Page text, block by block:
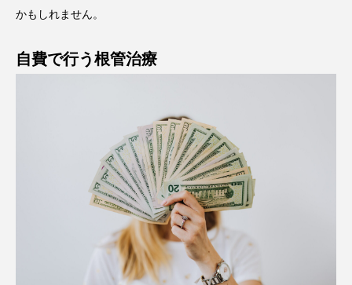
かもしれません。
自費で行う根管治療